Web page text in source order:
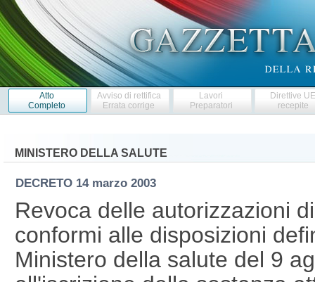
Atto
Completo
Avviso di rettifica
Errata corrige
Lavori
Preparatori
Direttive
recepite
MINISTERO DELLA SALUTE
DECRETO 14 marzo 2003
Revoca delle autorizzazioni
conformi alle disposizioni
Ministero della salute del 9